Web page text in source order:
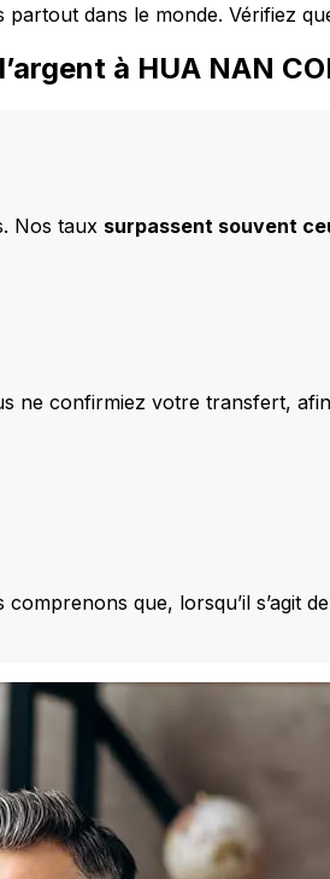
partout dans le monde. Vérifiez
à HUA NAN
Nos taux surpassent souvent
ne confirmiez votre transfert,
comprenons que, lorsqu’il s’agit